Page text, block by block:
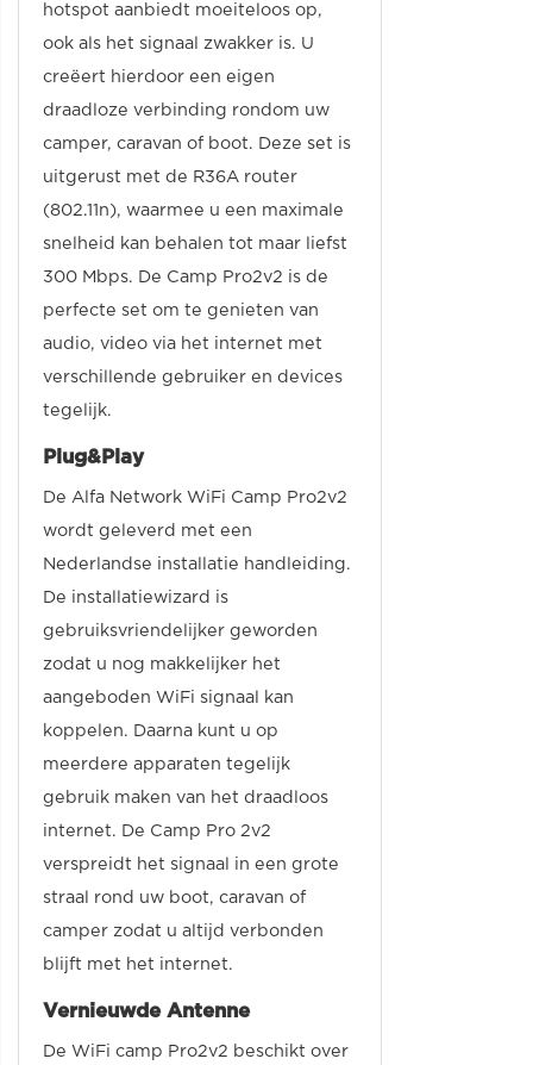
hotspot aanbiedt moeiteloos op,
ook als het signaal zwakker is. U
creëert hierdoor een eigen
draadloze verbinding rondom uw
camper, caravan of boot. Deze set is
uitgerust met de R36A router
(802.11n), waarmee u een maximale
snelheid kan behalen tot maar liefst
300 Mbps. De Camp Pro2v2 is de
perfecte set om te genieten van
audio, video via het internet met
verschillende gebruiker en devices
tegelijk.
Plug&Play
De Alfa Network WiFi Camp Pro2v2
wordt geleverd met een
Nederlandse installatie handleiding.
De installatiewizard is
gebruiksvriendelijker geworden
zodat u nog makkelijker het
aangeboden WiFi signaal kan
koppelen. Daarna kunt u op
meerdere apparaten tegelijk
gebruik maken van het draadloos
internet. De Camp Pro 2v2
verspreidt het signaal in een grote
straal rond uw boot, caravan of
camper zodat u altijd verbonden
blijft met het internet.
Vernieuwde Antenne
De WiFi camp Pro2v2 beschikt over